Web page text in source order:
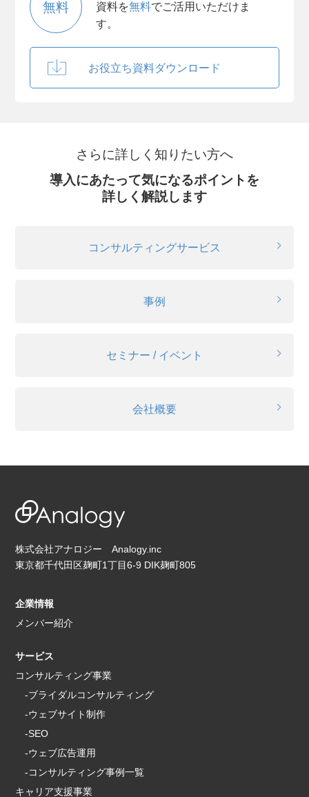
無料
資料を無料でご活用いただけま
す。
お役立ち資料ダウンロード
さらに詳しく知りたい方へ
導入にあたって気になるポイントを
詳しく解説します
コンサルティングサービス
事例
セミナー / イベント
会社概要
株式会社アナロジー Analogy.inc
東京都千代田区麹町1丁目6-9 DIK麹町805
企業情報
メンバー紹介
サービス
コンサルティング事業
-ブライダルコンサルティング
-ウェブサイト制作
-SEO
-ウェブ広告運用
-コンサルティング事例一覧
キャリア支援事業